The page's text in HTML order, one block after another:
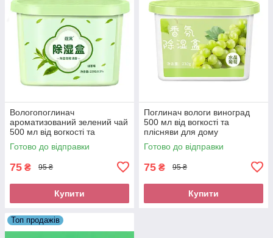
Вологопоглинач
ароматизований зелений чай
500 мл від вогкості та
плісняви ​​для дому.
Готово до відправки
75 ₴ 95 ₴
Купити
Поглинач вологи виноград
500 мл від вогкості та
плісняви ​​для дому
Готово до відправки
75 ₴ 95 ₴
Купити
Топ продажів